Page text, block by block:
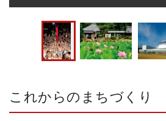
これからのまちづくり